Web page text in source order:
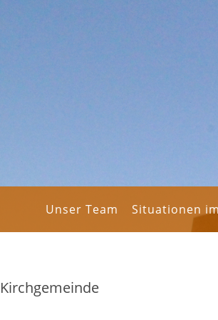
Unser Team Situationen
Kirchgemeinde